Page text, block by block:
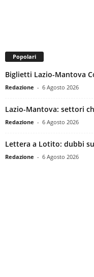
Popolari
Biglietti Lazio-Mantova
Redazione - 6 Agosto 2026
Lazio-Mantova: settori
Redazione - 6 Agosto 2026
Lettera a Lotito: dubbi
Redazione - 6 Agosto 2026